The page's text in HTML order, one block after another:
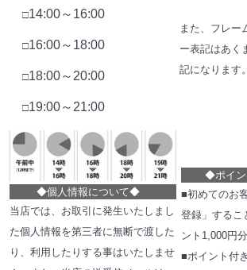
□14:00～16:00
□16:00～18:00
□18:00～20:00
□19:00～21:00
◆個人情報について◆
当店では、お取引に発生いたしまし
た個人情報を第三者に無断で渡した
り、利用したりする事はいたしませ
また、フレー
ー表記はあく
記になります。
◆ポイ
■初めてのお
登録」するこ
ント1,000円
■ポイント付